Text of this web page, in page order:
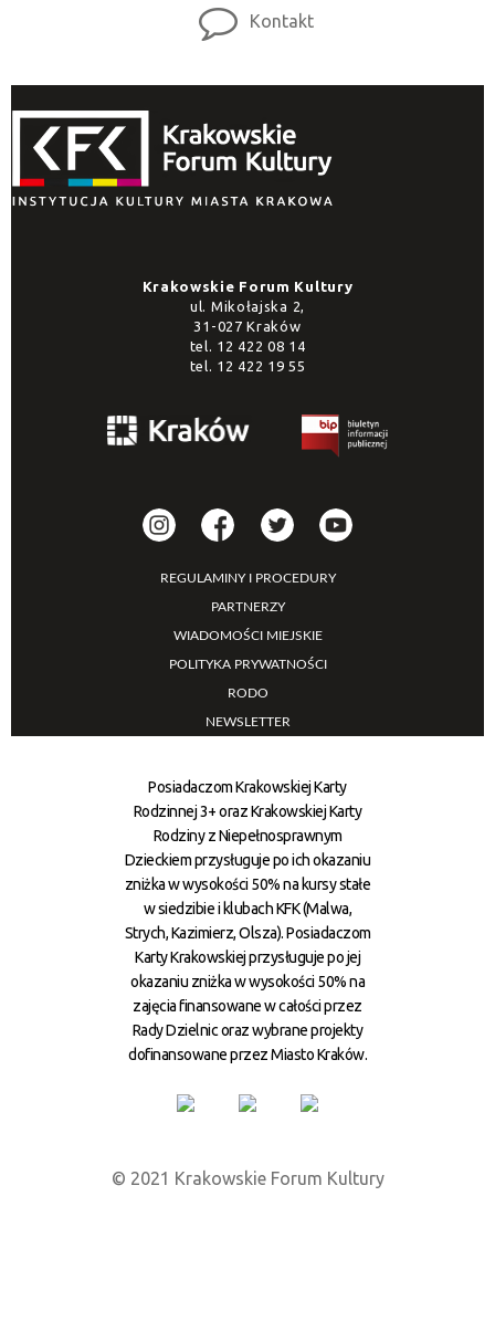
Kontakt
Krakowskie Forum Kultury
ul. Mikołajska 2,
31-027 Kraków
tel. 12 422 08 14
tel. 12 422 19 55
REGULAMINY I PROCEDURY
PARTNERZY
WIADOMOŚCI MIEJSKIE
POLITYKA PRYWATNOŚCI
RODO
NEWSLETTER
Posiadaczom Krakowskiej Karty
Rodzinnej 3+ oraz Krakowskiej Karty
Rodziny z Niepełnosprawnym
Dzieckiem przysługuje po ich okazaniu
zniżka w wysokości 50% na kursy stałe
w siedzibie i klubach KFK (Malwa,
Strych, Kazimierz, Olsza). Posiadaczom
Karty Krakowskiej przysługuje po jej
okazaniu zniżka w wysokości 50% na
zajęcia finansowane w całości przez
Rady Dzielnic oraz wybrane projekty
dofinansowane przez Miasto Kraków.
© 2021 Krakowskie Forum Kultury